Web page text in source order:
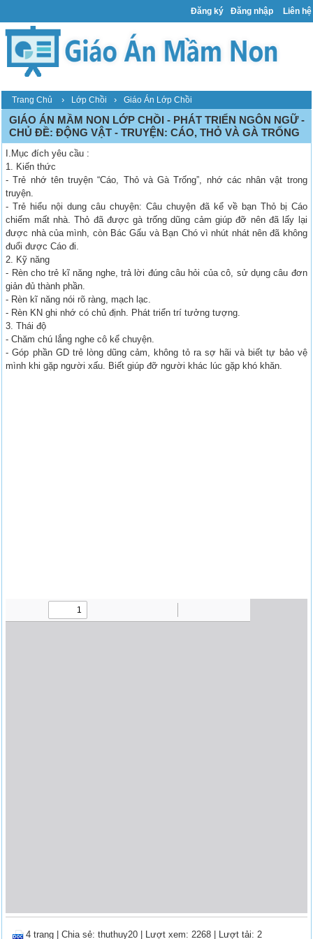
Đăng ký Đăng nhập Liên hệ
Trang Chủ › Lớp Chồi › Giáo Án Lớp Chồi
GIÁO ÁN MẦM NON LỚP CHỒI - PHÁT TRIỂN NGÔN NGỮ -
CHỦ ĐỀ: ĐỘNG VẬT - TRUYỆN: CÁO, THỎ VÀ GÀ TRỐNG
I.Mục đích yêu cầu :
1. Kiến thức
- Trẻ nhớ tên truyện “Cáo, Thỏ và Gà Trống”, nhớ các nhân vật trong
truyện.
- Trẻ hiểu nội dung câu chuyện: Câu chuyện đã kể về bạn Thỏ bị Cáo
chiếm mất nhà. Thỏ đã được gà trống dũng cảm giúp đỡ nên đã lấy lại
được nhà của mình, còn Bác Gấu và Bạn Chó vì nhút nhát nên đã không
đuổi được Cáo đi.
2. Kỹ năng
- Rèn cho trẻ kĩ năng nghe, trả lời đúng câu hỏi của cô, sử dụng câu đơn
giản đủ thành phần.
- Rèn kĩ năng nói rõ ràng, mạch lạc.
- Rèn KN ghi nhớ có chủ định. Phát triển trí tưởng tượng.
3. Thái độ
- Chăm chú lắng nghe cô kể chuyện.
- Góp phần GD trẻ lòng dũng cảm, không tỏ ra sợ hãi và biết tự bảo vệ
mình khi gặp người xấu. Biết giúp đỡ người khác lúc gặp khó khăn.
4 trang |Chia sẻ:thuthuy20 | Lượt xem: 2268 | Lượt tải: 2